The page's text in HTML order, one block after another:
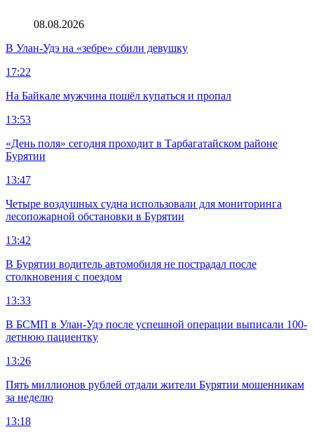
08.08.2026
В Улан-Удэ на «зебре» сбили девушку
17:22
На Байкале мужчина пошёл купаться и пропал
13:53
«День поля» сегодня проходит в Тарбагатайском районе
Бурятии
13:47
Четыре воздушных судна использовали для мониторинга
лесопожарной обстановки в Бурятии
13:42
В Бурятии водитель автомобиля не пострадал после
столкновения с поездом
13:33
В БСМП в Улан-Удэ после успешной операции выписали 100-
летнюю пациентку
13:26
Пять миллионов рублей отдали жители Бурятии мошенникам
за неделю
13:18